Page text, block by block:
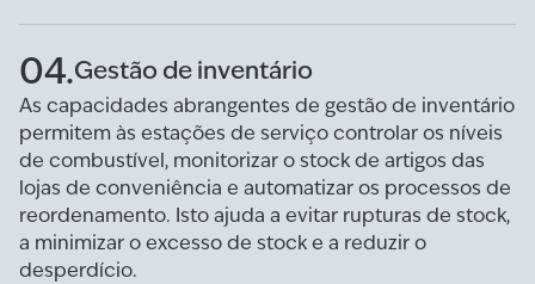
04.Gestão de inventário
As capacidades abrangentes de gestão de inventário
permitem às estações de serviço controlar os níveis
de combustível, monitorizar o stock de artigos das
lojas de conveniência e automatizar os processos de
reordenamento. Isto ajuda a evitar rupturas de stock,
a minimizar o excesso de stock e a reduzir o
desperdício.